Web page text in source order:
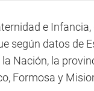
e
según datos de
Nación, la
Formosa y